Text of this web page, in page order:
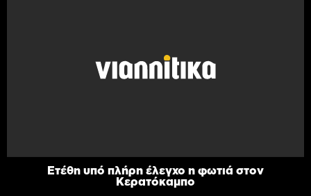
Ετέθη υπό πλήρη έλεγχο η φωτιά στον
Κερατόκαμπο